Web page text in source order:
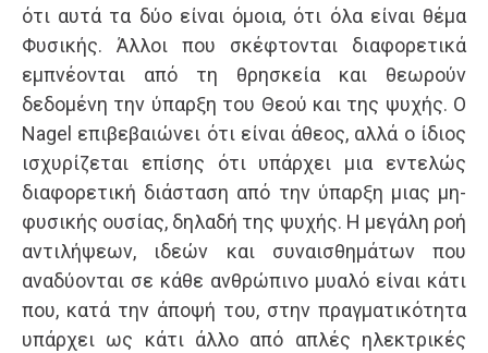
ότι αυτά τα δύο είναι όμοια, ότι όλα είναι θέμα
Φυσικής. Άλλοι που σκέφτονται διαφορετικά
εμπνέονται από τη θρησκεία και θεωρούν
δεδομένη την ύπαρξη του Θεού και της ψυχής. Ο
Nagel επιβεβαιώνει ότι είναι άθεος, αλλά ο ίδιος
ισχυρίζεται επίσης ότι υπάρχει μια εντελώς
διαφορετική διάσταση από την ύπαρξη μιας μη-
φυσικής ουσίας, δηλαδή της ψυχής. Η μεγάλη ροή
αντιλήψεων, ιδεών και συναισθημάτων που
αναδύονται σε κάθε ανθρώπινο μυαλό είναι κάτι
που, κατά την άποψή του, στην πραγματικότητα
υπάρχει ως κάτι άλλο από απλές ηλεκτρικές